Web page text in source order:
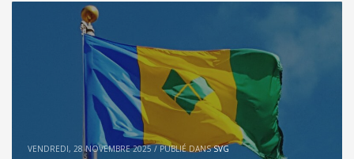
VENDREDI, 28 NOVEMBRE 2025 / PUBLIÉ DANS SVG